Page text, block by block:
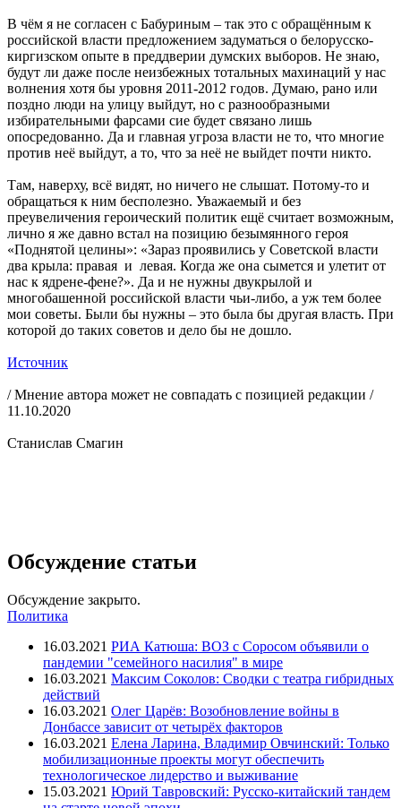
В чём я не согласен с Бабуриным – так это с обращённым к
российской власти предложением задуматься о белорусско-
киргизском опыте в преддверии думских выборов. Не знаю,
будут ли даже после неизбежных тотальных махинаций у нас
волнения хотя бы уровня 2011-2012 годов. Думаю, рано или
поздно люди на улицу выйдут, но с разнообразными
избирательными фарсами сие будет связано лишь
опосредованно. Да и главная угроза власти не то, что многие
против неё выйдут, а то, что за неё не выйдет почти никто.
Там, наверху, всё видят, но ничего не слышат. Потому-то и
обращаться к ним бесполезно. Уважаемый и без
преувеличения героический политик ещё считает возможным,
лично я же давно встал на позицию безымянного героя
«Поднятой целины»: «Зараз проявились у Советской власти
два крыла: правая и левая. Когда же она сымется и улетит от
нас к ядрене-фене?». Да и не нужны двукрылой и
многобашенной российской власти чьи-либо, а уж тем более
мои советы. Были бы нужны – это была бы другая власть. При
которой до таких советов и дело бы не дошло.
Источник
/ Мнение автора может не совпадать с позицией редакции /
11.10.2020
Станислав Смагин
Обсуждение статьи
Обсуждение закрыто.
Политика
16.03.2021 РИА Катюша: ВОЗ с Соросом объявили о
пандемии "семейного насилия" в мире
16.03.2021 Максим Соколов: Сводки с театра гибридных
действий
16.03.2021 Олег Царёв: Возобновление войны в
Донбассе зависит от четырёх факторов
16.03.2021 Елена Ларина, Владимир Овчинский: Только
мобилизационные проекты могут обеспечить
технологическое лидерство и выживание
15.03.2021 Юрий Тавровский: Русско-китайский тандем